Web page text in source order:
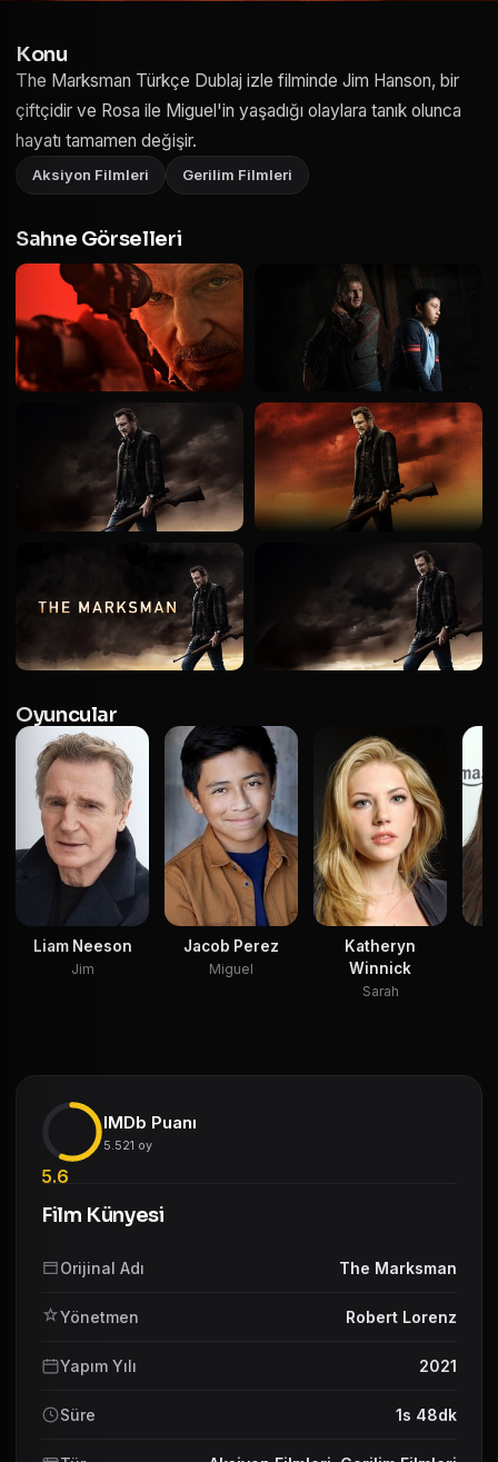
Konu
The Marksman Türkçe Dublaj izle filminde Jim Hanson, bir
çiftçidir ve Rosa ile Miguel'in yaşadığı olaylara tanık olunca
hayatı tamamen değişir.
Aksiyon Filmleri Gerilim Filmleri
Sahne Görselleri
Oyuncular
Liam Neeson
Jim
Jacob Perez
Miguel
Katheryn
Winnick
Sarah
5.6
IMDb Puanı
5.521 oy
Film Künyesi
Orijinal Adı The Marksman
Yönetmen Robert Lorenz
Yapım Yılı 2021
Süre 1s 48dk